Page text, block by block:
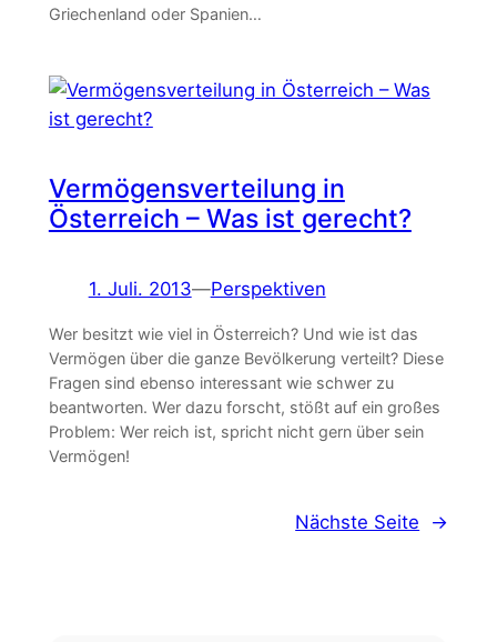
Griechenland oder Spanien…
Vermögensverteilung in
Österreich – Was ist gerecht?
1. Juli. 2013—Perspektiven
Wer besitzt wie viel in Österreich? Und wie ist das
Vermögen über die ganze Bevölkerung verteilt? Diese
Fragen sind ebenso interessant wie schwer zu
beantworten. Wer dazu forscht, stößt auf ein großes
Problem: Wer reich ist, spricht nicht gern über sein
Vermögen!
Nächste Seite →